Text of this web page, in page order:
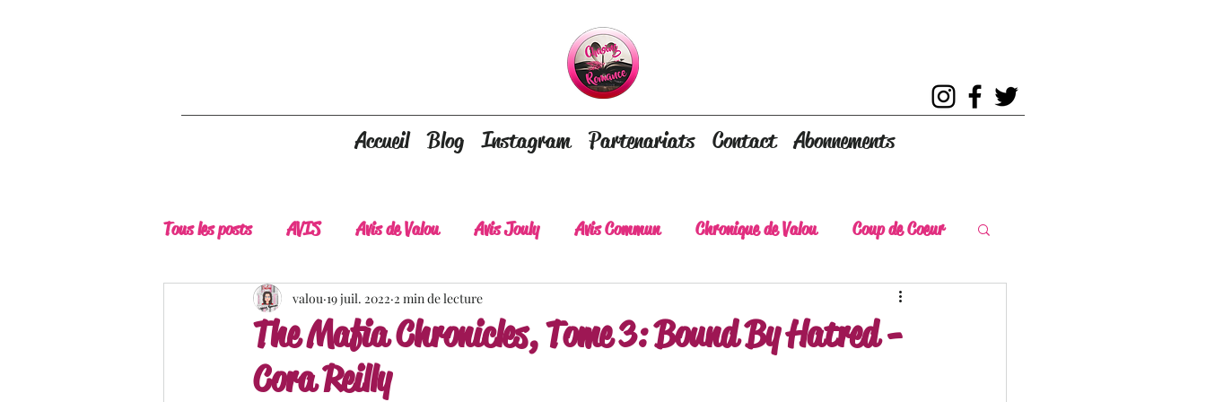
Accueil Blog Instagram Partenariats Contact Abonnements
Tous les posts AVIS Avis de Valou Avis Jouly Avis Commun Chronique de Valou Coup de Coeur
Belle Découverte A lire absolument Coup de Chaud
Douceur livresque New Adult
The Mafia Chronicles, Tome 3: Bound By Hatred -
Cora Reilly
valou 19 juil. 2022 2 min de lecture